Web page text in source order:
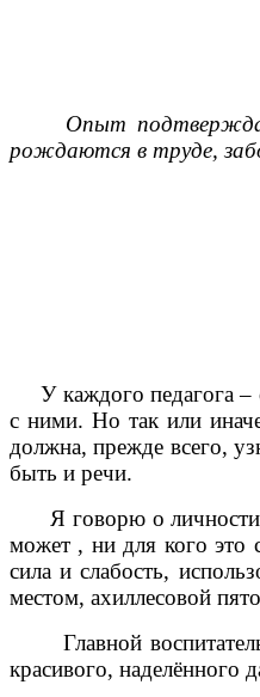
Опыт
рождаются в труде,
У каждого педагога –
с ними. Но так или
должна, прежде всего,
быть и речи.
Я говорю о личности
может , ни для кого это
сила и слабость,
местом, ахиллесовой
Главной
красивого, наделённого